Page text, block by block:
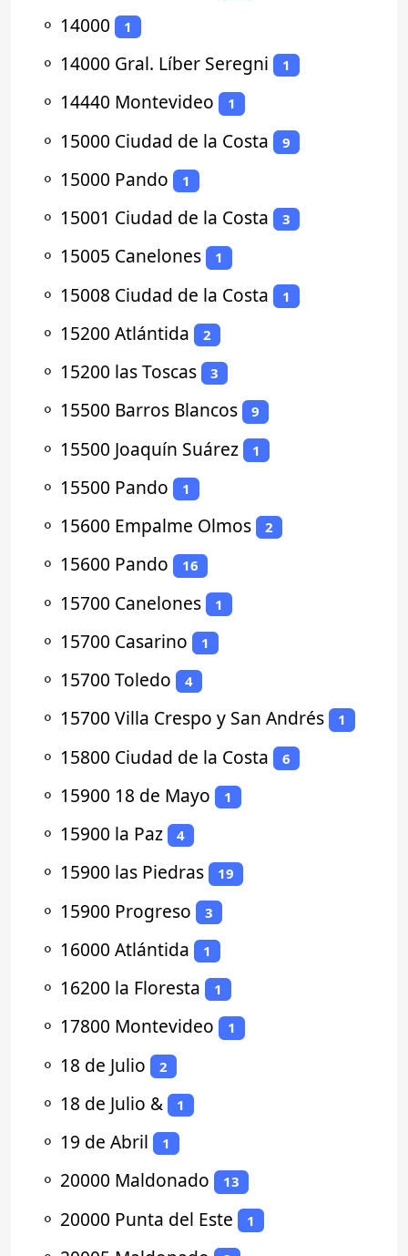
⚬ 14000 1
⚬ 14000 Gral. Líber Seregni 1
⚬ 14440 Montevideo 1
⚬ 15000 Ciudad de la Costa 9
⚬ 15000 Pando 1
⚬ 15001 Ciudad de la Costa 3
⚬ 15005 Canelones 1
⚬ 15008 Ciudad de la Costa 1
⚬ 15200 Atlántida 2
⚬ 15200 las Toscas 3
⚬ 15500 Barros Blancos 9
⚬ 15500 Joaquín Suárez 1
⚬ 15500 Pando 1
⚬ 15600 Empalme Olmos 2
⚬ 15600 Pando 16
⚬ 15700 Canelones 1
⚬ 15700 Casarino 1
⚬ 15700 Toledo 4
⚬ 15700 Villa Crespo y San Andrés 1
⚬ 15800 Ciudad de la Costa 6
⚬ 15900 18 de Mayo 1
⚬ 15900 la Paz 4
⚬ 15900 las Piedras 19
⚬ 15900 Progreso 3
⚬ 16000 Atlántida 1
⚬ 16200 la Floresta 1
⚬ 17800 Montevideo 1
⚬ 18 de Julio 2
⚬ 18 de Julio & 1
⚬ 19 de Abril 1
⚬ 20000 Maldonado 13
⚬ 20000 Punta del Este 1